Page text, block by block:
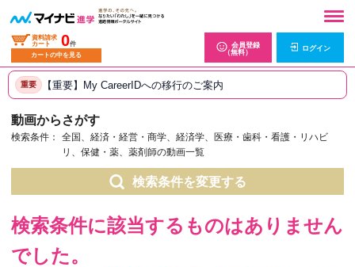
資料請求
カート
0件
カートの中を見る
会員登録
（無料）
ログイン
重要 【重要】My CareerIDへの移行のご案内
動画からさがす
検索条件：
全国、経済・経営・商学、経済学、医療・歯科・看護・リハビ
リ、保健・薬、薬剤師の動画一覧
検索条件を変更する
検索条件に該当するものはありません
でした。